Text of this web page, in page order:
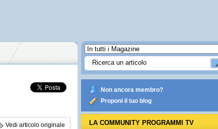
Vedi articolo originale
Non ancora membro?
Proponi il tuo blog
LA COMMUNITY PROGRAMMI TV